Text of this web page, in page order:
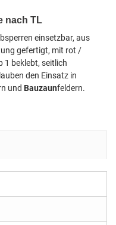
nach TL
einsetzbar, aus
gefertigt, mit rot /
1 beklebt, seitlich
den Einsatz in
und Bauzaunfeldern.